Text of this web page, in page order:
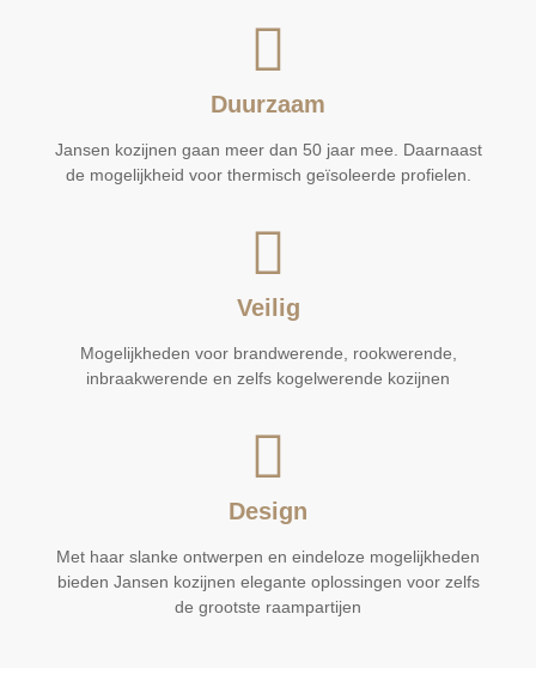
Duurzaam
Jansen kozijnen gaan meer dan 50 jaar mee. Daarnaast
de mogelijkheid voor thermisch geïsoleerde profielen.
Veilig
Mogelijkheden voor brandwerende, rookwerende,
inbraakwerende en zelfs kogelwerende kozijnen
Design
Met haar slanke ontwerpen en eindeloze mogelijkheden
bieden Jansen kozijnen elegante oplossingen voor zelfs
de grootste raampartijen